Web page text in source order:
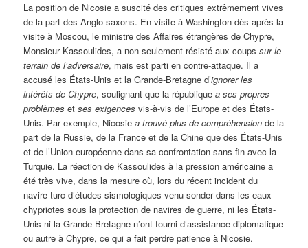
La position de Nicosie a suscité des critiques extrêmement vives
de la part des Anglo-saxons. En visite à Washington dès après la
visite à Moscou, le ministre des Affaires étrangères de Chypre,
Monsieur Kassoulides, a non seulement résisté aux coupssur le
terrain de l’adversaire, mais est parti en contre-attaque. Il a
accusé les États-Unis et la Grande-Bretagne d’ignorer les
intérêts de Chypre, soulignant que la républiquea ses propres
problèmes etses exigences vis-à-vis de l’Europe et des États-
Unis. Par exemple, Nicosiea trouvé plus de compréhension de la
part de la Russie, de la France et de la Chine que des États-Unis
et de l’Union européenne dans sa confrontation sans fin avec la
Turquie. La réaction de Kassoulides à la pression américaine a
été très vive, dans la mesure où, lors du récent incident du
navire turc d’études sismologiques venu sonder dans les eaux
chypriotes sous la protection de navires de guerre, ni les États-
Unis ni la Grande-Bretagne n’ont fourni d’assistance diplomatique
ou autre à Chypre, ce qui a fait perdre patience à Nicosie.